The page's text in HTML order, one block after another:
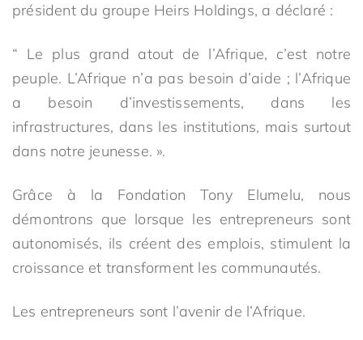
président du groupe Heirs Holdings, a déclaré :
“ Le plus grand atout de l’Afrique, c’est notre
peuple. L’Afrique n’a pas besoin d’aide ; l’Afrique
a besoin d’investissements, dans les
infrastructures, dans les institutions, mais surtout
dans notre jeunesse. ».
Grâce à la Fondation Tony Elumelu, nous
démontrons que lorsque les entrepreneurs sont
autonomisés, ils créent des emplois, stimulent la
croissance et transforment les communautés.
Les entrepreneurs sont l’avenir de l’Afrique.